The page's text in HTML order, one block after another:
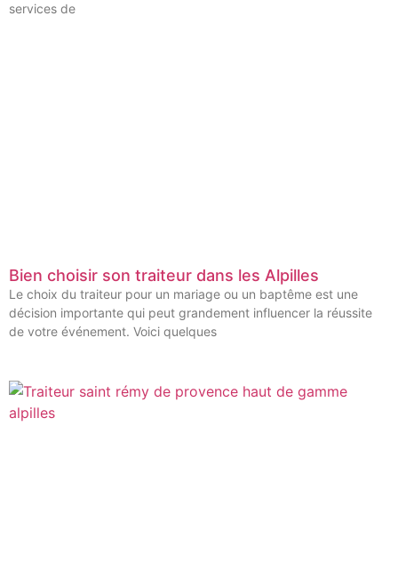
services de
Bien choisir son traiteur dans les Alpilles
Le choix du traiteur pour un mariage ou un baptême est une
décision importante qui peut grandement influencer la réussite
de votre événement. Voici quelques